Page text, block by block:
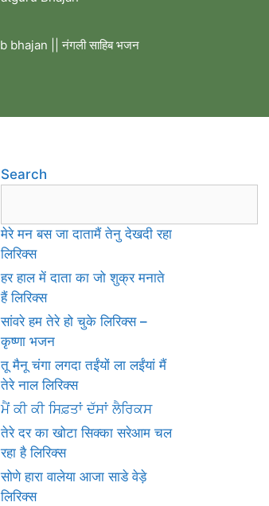
bhajan || नंगली साहिब भजन
Search
मेरे मन बस जा दातामैं तेनु देखदी रहा
लिरिक्स
हर हाल में दाता का जो शुक्र मनाते
हैं लिरिक्स
सांवरे हम तेरे हो चुके लिरिक्स –
कृष्णा भजन
तू मैनू चंगा लगदा तईंयों ला लईंयां मैं
तेरे नाल लिरिक्स
ਮੈਂ ਕੀ ਕੀ ਸਿਫ਼ਤਾਂ ਦੱਸਾਂ ਲੈਰਿਕਸ
तेरे दर का खोटा सिक्का सरेआम चल
रहा है लिरिक्स
सोणे हारा वालेया आजा साडे वेड़े
लिरिक्स